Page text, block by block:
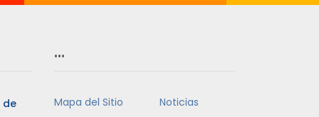
de
…
Mapa del Sitio
Noticias